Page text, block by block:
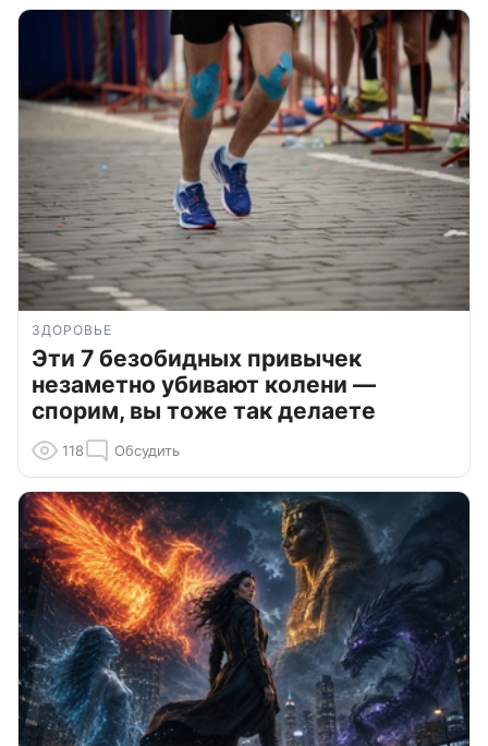
ЗДОРОВЬЕ
Эти 7 безобидных привычек
незаметно убивают колени —
спорим, вы тоже так делаете
118 Обсудить